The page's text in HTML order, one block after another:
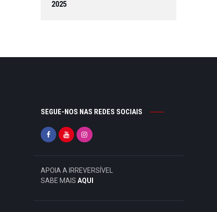
2025
SEGUE-NOS NAS REDES SOCIAIS
APOIA A IRREVERSÍVEL
SABE MAIS AQUI